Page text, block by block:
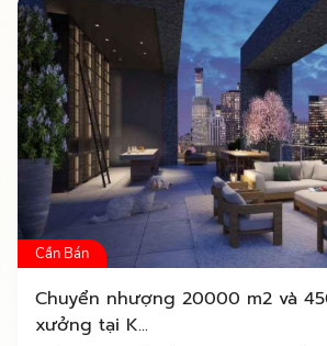
Cần Bán
Chuyển nhượng 20000 m2 và
xưởng tại K...